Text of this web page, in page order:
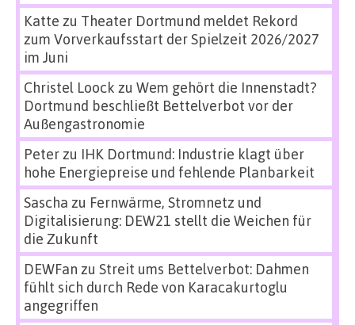
Katte zu Theater Dortmund meldet Rekord
zum Vorverkaufsstart der Spielzeit 2026/2027
im Juni
Christel Loock zu Wem gehört die Innenstadt?
Dortmund beschließt Bettelverbot vor der
Außengastronomie
Peterzu IHK Dortmund: Industrie klagt über
hohe Energiepreise und fehlende Planbarkeit
Sascha zu Fernwärme, Stromnetz und
Digitalisierung: DEW21 stellt die Weichen für
die Zukunft
DEWFan zu Streit ums Bettelverbot: Dahmen
fühlt sich durch Rede von Karacakurtoglu
angegriffen